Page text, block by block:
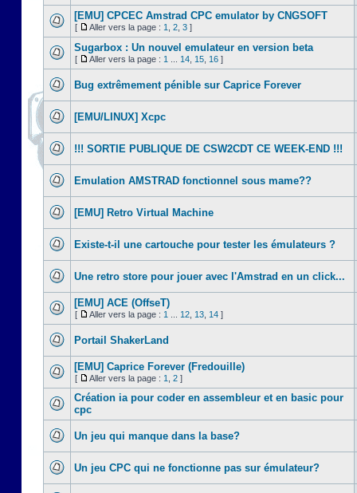
[EMU] CPCEC Amstrad CPC emulator by CNGSOFT
[ Aller vers la page : 1 2 3 ]
Sugarbox : Un nouvel emulateur en version beta
[ Aller vers la page : 1 14 15 16 ]
Bug extrêmement pénible sur Caprice Forever
[EMU/LINUX] Xcpc
!!! SORTIE PUBLIQUE DE CSW2CDT CE WEEK-END !!!
Emulation AMSTRAD fonctionnel sous mame??
[EMU] Retro Virtual Machine
Existe-t-il une cartouche pour tester les émulateurs ?
Une retro store pour jouer avec l'Amstrad en un click...
[EMU] ACE (OffseT)
[ Aller vers la page : 1 12 13 14 ]
Portail ShakerLand
[EMU] Caprice Forever (Fredouille)
[ Aller vers la page : 1 2 ]
Création ia pour coder en assembleur et en basic pour
cpc
Un jeu qui manque dans la base?
Un jeu CPC qui ne fonctionne pas sur émulateur?